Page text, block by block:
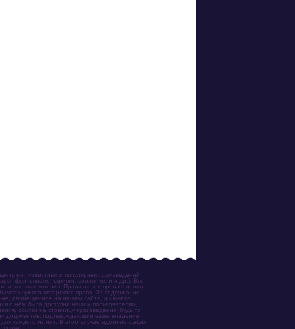
нот известных и популярных произведений
фортепиано, скрипки, виолончели и др.). Все
для ознакомления. Права на эти произведения
чужого авторского права. За содержание
размещенное на нашем сайте, и имеете
о нём была доступна нашим пользователям,
ссылки на страницу произведения (будь то
документов, подтверждающие ваше владение
каждого из них. В этом случае администрация